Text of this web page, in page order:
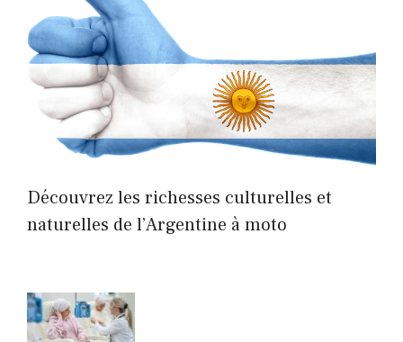
Découvrez les richesses culturelles et
naturelles de l’Argentine à moto